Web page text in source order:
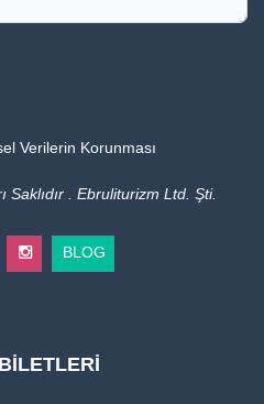
Verilerin Korunması
. Ebruliturizm Ltd. Şti.
BLOG